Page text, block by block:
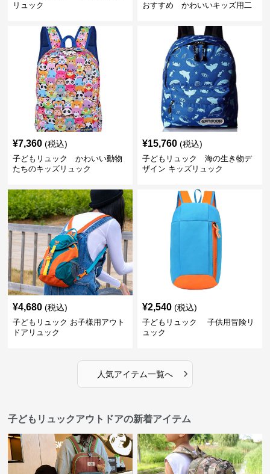
リュック
おすすめ かわいいキッズ用二
¥7,360 (税込)
子どもリュック かわいい動物
たちのキッズリュック
¥15,760 (税込)
子どもリュック 海の生き物デ
ザイン キッズリュック
¥4,680 (税込)
子どもリュック お子様用アウト
ドアリュック
¥2,540 (税込)
子どもリュック 子供用冒険リ
ュック
人気アイテム一覧へ ›
子どもリュックアウトドアの新着アイテム